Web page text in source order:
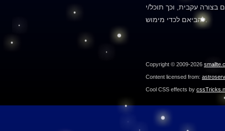
בצורה עקבית, וכך תוכל/י
Copyright © 2009-2026
Content licensed from:
Cool CSS effects by